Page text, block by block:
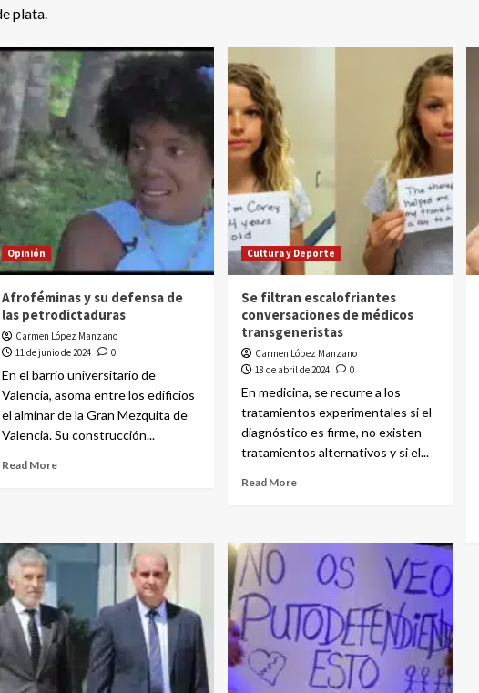
plata.
Opinión
Afroféminas y su defensa de
las petrodictaduras
Carmen López Manzano
11 de junio de 2024
0
En el barrio universitario de
Valencia, asoma entre los edificios
el alminar de la Gran Mezquita de
Valencia. Su construcción...
Read More
Cultura y Deporte
Se filtran escalofriantes
conversaciones de médicos
transgeneristas
Carmen López Manzano
18 de abril de 2024
0
En medicina, se recurre a los
tratamientos experimentales si el
diagnóstico es firme, no existen
tratamientos alternativos y si el...
Read More